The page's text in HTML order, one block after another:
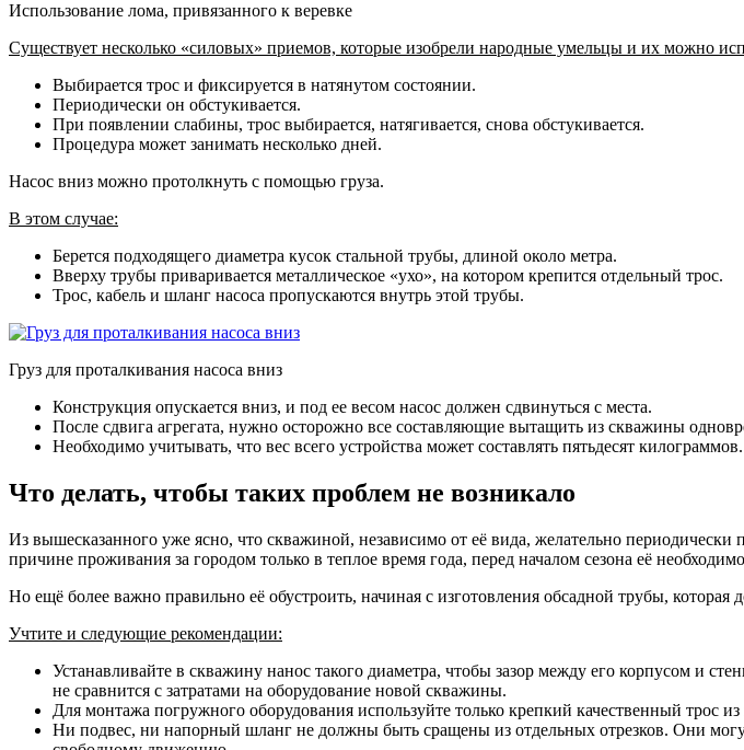
Использование лома, привязанного к веревке
Существует несколько «силовых» приемов, которые изобрели народные умельцы и их можно
Выбирается трос и фиксируется в натянутом состоянии.
Периодически он обстукивается.
При появлении слабины, трос выбирается, натягивается, снова обстукивается.
Процедура может занимать несколько дней.
Насос вниз можно протолкнуть с помощью груза.
В этом случае:
Берется подходящего диаметра кусок стальной трубы, длиной около метра.
Вверху трубы приваривается металлическое «ухо», на котором крепится отдельный трос.
Трос, кабель и шланг насоса пропускаются внутрь этой трубы.
Груз для проталкивания насоса вниз
Конструкция опускается вниз, и под ее весом насос должен сдвинуться с места.
После сдвига агрегата, нужно осторожно все составляющие вытащить из скважины
Необходимо учитывать, что вес всего устройства может составлять пятьдесят килограммов.
Что делать, чтобы таких проблем не возникало
Из вышесказанного уже ясно, что скважиной, независимо от её вида, желательно
причине проживания за городом только в теплое время года, перед началом сезона её
Но ещё более важно правильно её обустроить, начиная с изготовления обсадной трубы,
Учтите и следующие рекомендации:
Устанавливайте в скважину нанос такого диаметра, чтобы зазор между его корпусом и
не сравнится с затратами на оборудование новой скважины.
Для монтажа погружного оборудования используйте только крепкий качественный трос
Ни подвес, ни напорный шланг не должны быть сращены из отдельных отрезков. Они